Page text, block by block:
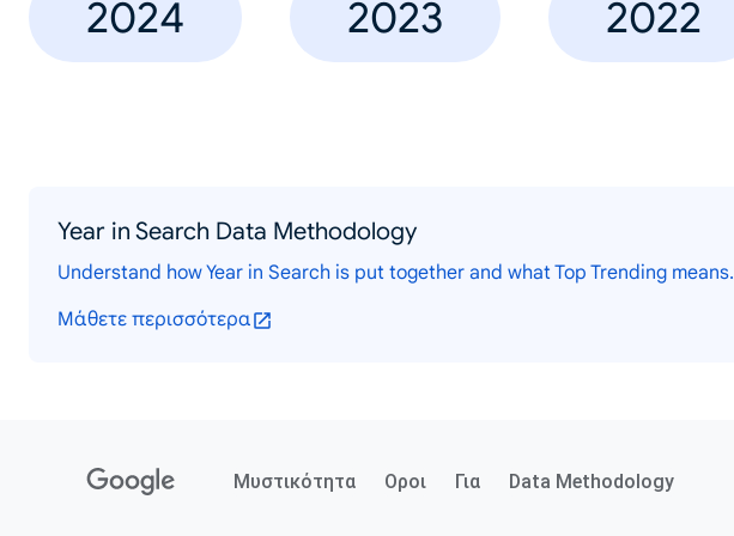
2024 2023 2022
Year in Search Data Methodology
Understand how Year in Search is put together and what Top Trending means.
Μάθετε περισσότερα
Μυστικότητα Οροι Για Data Methodology